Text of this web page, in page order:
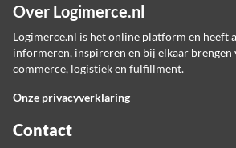
Over Logimerce.nl
Logimerce.nl is het online platform en heeft
informeren, inspireren en bij elkaar brengen
commerce, logistiek en fulfillment.
Onze privacyverklaring
Contact